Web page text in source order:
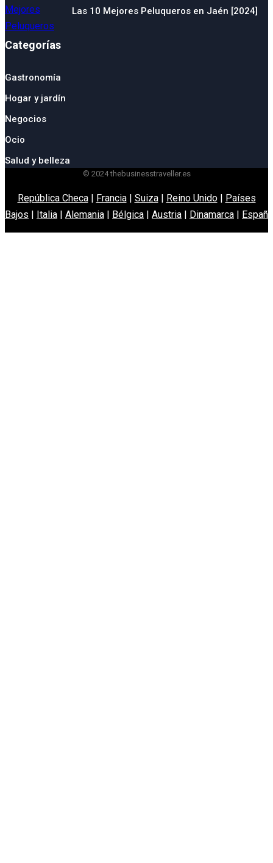
Las 10 Mejores Peluqueros en Jaén [2024]
Categorías
Gastronomía
Hogar y jardín
Negocios
Ocio
Salud y belleza
© 2024 thebusinesstraveller.es
República Checa| Francia| Suiza| Reino Unido|
Países
Bajos
Italia Alemania Bélgica Austria Dinamarca España